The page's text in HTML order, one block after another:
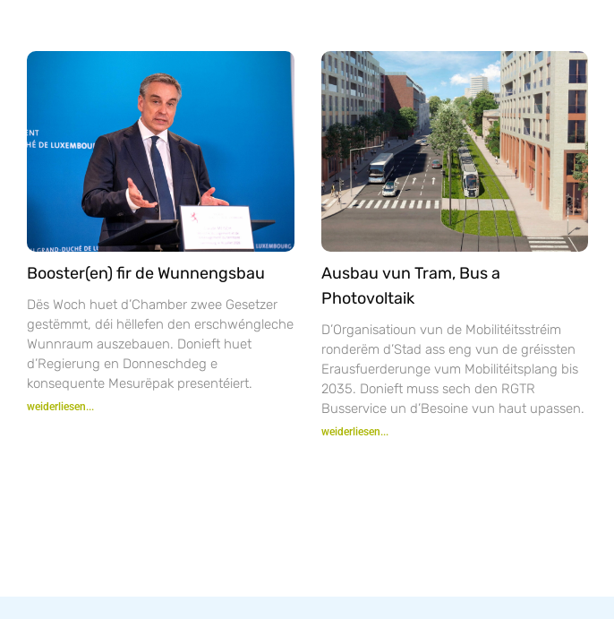
Booster(en) fir de Wunnengsbau
Dës Woch huet d’Chamber zwee Gesetzer
gestëmmt, déi hëllefen den erschwéngleche
Wunnraum auszebauen. Donieft huet
d’Regierung en Donneschdeg e
konsequente Mesurëpak presentéiert.
weiderliesen...
Ausbau vun Tram, Bus a
Photovoltaik
D’Organisatioun vun de Mobilitéitsstréim
ronderëm d’Stad ass eng vun de gréissten
Erausfuerderunge vum Mobilitéitsplang bis
2035. Donieft muss sech den RGTR
Busservice un d’Besoine vun haut upassen.
weiderliesen...